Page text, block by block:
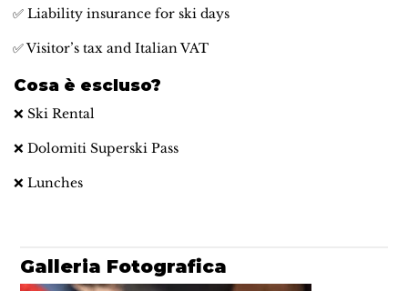
✅ Liability insurance for ski days
✅ Visitor’s tax and Italian VAT
Cosa è escluso?
❌ Ski Rental
❌ Dolomiti Superski Pass
❌ Lunches
Galleria Fotografica